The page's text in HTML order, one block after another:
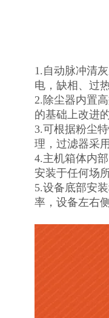
1.自动脉冲清
电，缺相、过
2.除尘器内置
的基础上改进
3.可根据粉尘
理，过滤器采
4.主机箱体内
安装于任何场
5.设备底部安
率，设备左右